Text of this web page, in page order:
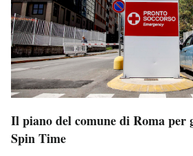
Il piano del comune di Roma
Spin Time